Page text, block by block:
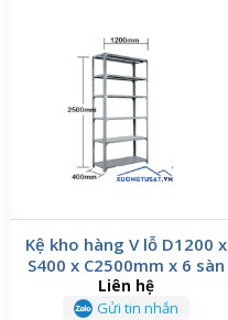
Kệ kho hàng V lỗ D1200 x
S400 x C2500mm x 6 sàn
Liên hệ
Gửi tin nhắn